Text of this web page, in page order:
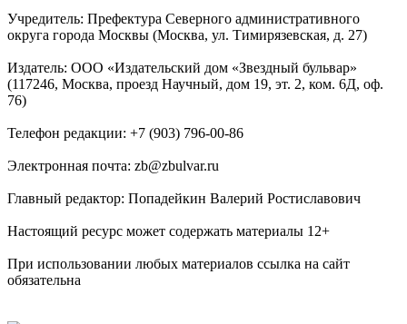
Учредитель: Префектура Северного административного
округа города Москвы (Москва, ул. Тимирязевская, д. 27)
Издатель: ООО «Издательский дом «Звездный бульвар»
(117246, Москва, проезд Научный, дом 19, эт. 2, ком. 6Д, оф.
76)
Телефон редакции: +7 (903) 796-00-86
Электронная почта: zb@zbulvar.ru
Главный редактор: Попадейкин Валерий Ростиславович
Настоящий ресурс может содержать материалы 12+
При использовании любых материалов ссылка на сайт
обязательна